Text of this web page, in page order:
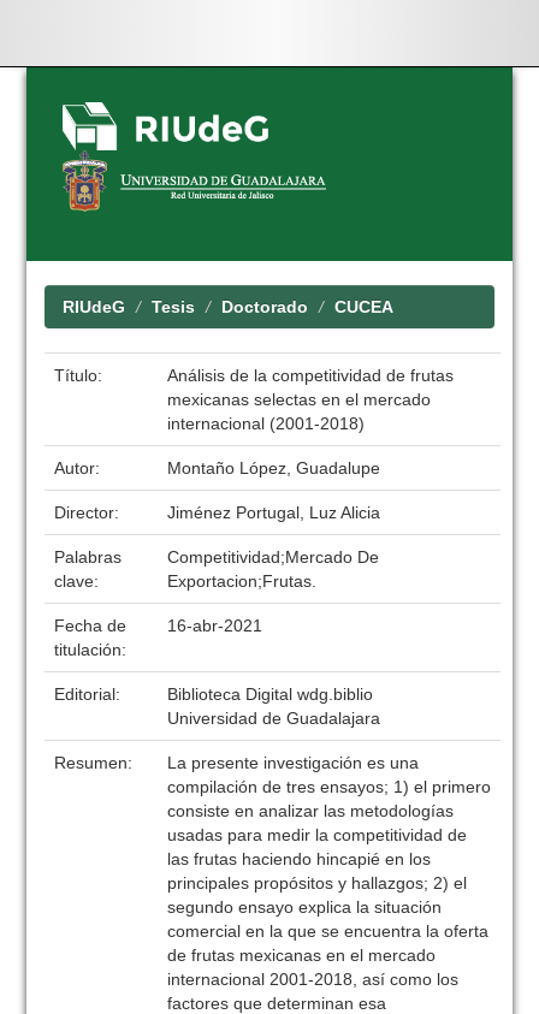
Skip
navigation
RIUdeG Tesis Doctorado CUCEA
Título:
Análisis de la competitividad de frutas
mexicanas selectas en el mercado
internacional (2001-2018)
Autor: Montaño López, Guadalupe
Director: Jiménez Portugal, Luz Alicia
Palabras
clave:
Competitividad;Mercado De
Exportacion;Frutas.
Fecha de
titulación:
16-abr-2021
Editorial:
Biblioteca Digital wdg.biblio
Universidad de Guadalajara
Resumen:
La presente investigación es una
compilación de tres ensayos; 1) el primero
consiste en analizar las metodologías
usadas para medir la competitividad de
las frutas haciendo hincapié en los
principales propósitos y hallazgos; 2) el
segundo ensayo explica la situación
comercial en la que se encuentra la oferta
de frutas mexicanas en el mercado
internacional 2001-2018, así como los
factores que determinan esa